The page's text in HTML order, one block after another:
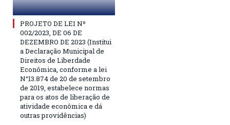
PROJETO DE LEI Nº
002/2023, DE 06 DE
DEZEMBRO DE 2023 (Institui
a Declaração Municipal de
Direitos de Liberdade
Econômica, conforme a lei
N°13.874 de 20 de setembro
de 2019, estabelece normas
para os atos de liberação de
atividade econômica e dá
outras providências)